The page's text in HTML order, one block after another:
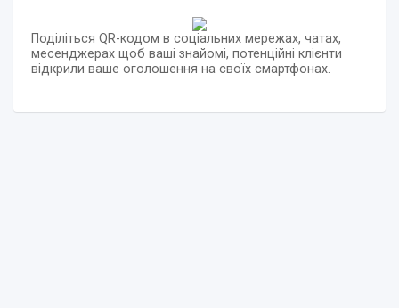
Поділіться QR-кодом в соціальних мережах, чатах,
месенджерах щоб ваші знайомі, потенційні клієнти
відкрили ваше оголошення на своїх смартфонах.